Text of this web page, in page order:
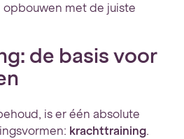
opbouwen met de juiste
de basis voor
is er één absolute
krachttraining.